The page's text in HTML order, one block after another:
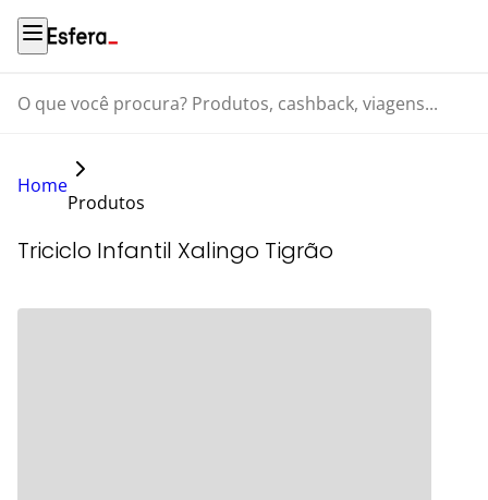
O que você procura? Produtos, cashback, viagens...
Home
Produtos
Triciclo Infantil Xalingo Tigrão